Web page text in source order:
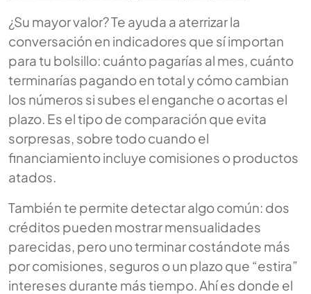
¿Su mayor valor? Te ayuda a aterrizar la
conversación en indicadores que sí importan
para tu bolsillo: cuánto pagarías al mes, cuánto
terminarías pagando en total y cómo cambian
los números si subes el enganche o acortas el
plazo. Es el tipo de comparación que evita
sorpresas, sobre todo cuando el
financiamiento incluye comisiones o productos
atados.
También te permite detectar algo común: dos
créditos pueden mostrar mensualidades
parecidas, pero uno terminar costándote más
por comisiones, seguros o un plazo que “estira”
intereses durante más tiempo. Ahí es donde el